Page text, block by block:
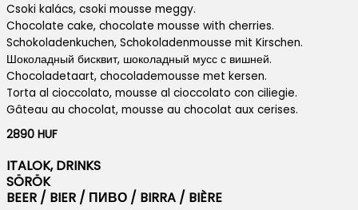
Csoki kalács, csoki mousse meggy.
Chocolate cake, chocolate mousse with cherries.
Schokoladenkuchen, Schokoladenmousse mit Kirschen.
Шоколадный бисквит, шоколадный мусс с вишней.
Chocoladetaart, chocolademousse met kersen.
Torta al cioccolato, mousse al cioccolato con ciliegie.
Gâteau au chocolat, mousse au chocolat aux cerises.
2890 HUF
ITALOK, DRINKS
SÖRÖK
BEER / BIER / ПИВО / BIRRA / BIÈRE